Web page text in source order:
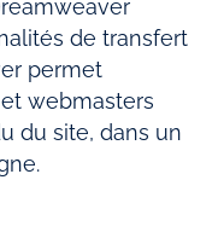
de transfert
permet
webmasters
du site, dans un